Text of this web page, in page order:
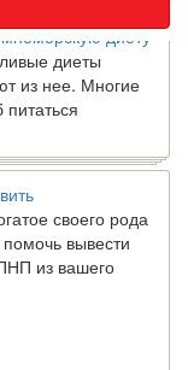
диету
диеты
из нее. Многие
своего рода
вывести
из вашего